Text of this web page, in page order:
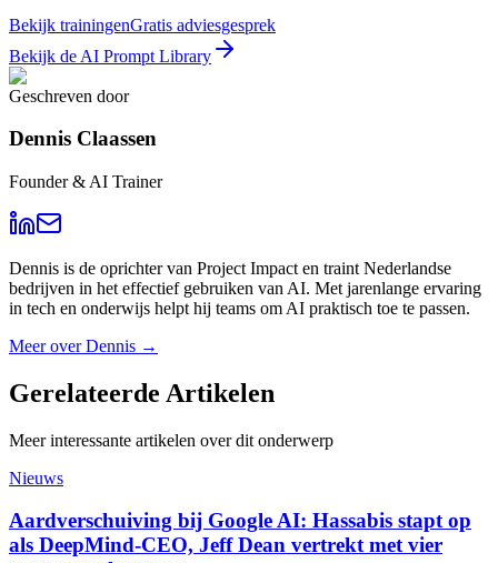
Bekijk trainingenGratis adviesgesprek
Bekijk de AI Prompt Library
Geschreven door
Dennis Claassen
Founder & AI Trainer
Dennis is de oprichter van Project Impact en traint Nederlandse
bedrijven in het effectief gebruiken van AI. Met jarenlange ervaring
in tech en onderwijs helpt hij teams om AI praktisch toe te passen.
Meer overDennis →
Gerelateerde Artikelen
Meer interessante artikelen over dit onderwerp
Nieuws
Aardverschuiving bij Google AI: Hassabis stapt op
als DeepMind-CEO, Jeff Dean vertrekt met vier